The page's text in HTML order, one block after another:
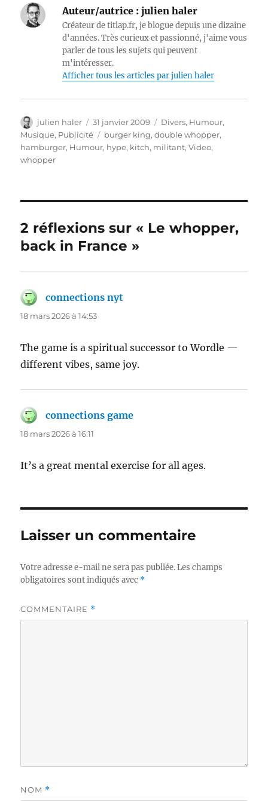
Auteur/autrice : julien haler
Créateur de titlap.fr, je blogue depuis une dizaine
d'années. Très curieux et passionné, j'aime vous
parler de tous les sujets qui peuvent
m'intéresser.
Afficher tous les articles par julien haler
Auteur
julien haler
Publié
le
31 janvier 2009 Catégories
Divers, Humour,
Musique, Publicité Étiquettes
burger king,double whopper,
hamburger, Humour, hype, kitch, militant,Video,
whopper
2 réflexions sur « Le whopper,
back in France »
connections nyt
18 mars 2026 à 14:53
The game is a spiritual successor to Wordle —
different vibes, same joy.
connections game
18 mars 2026 à 16:11
It’s a great mental exercise for all ages.
Laisser un commentaire
Votre adresse e-mail ne sera pas publiée. Les champs
obligatoires sont indiqués avec *
COMMENTAIRE *
NOM *